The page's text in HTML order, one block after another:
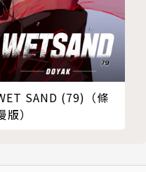
SAND (79)（條
版）